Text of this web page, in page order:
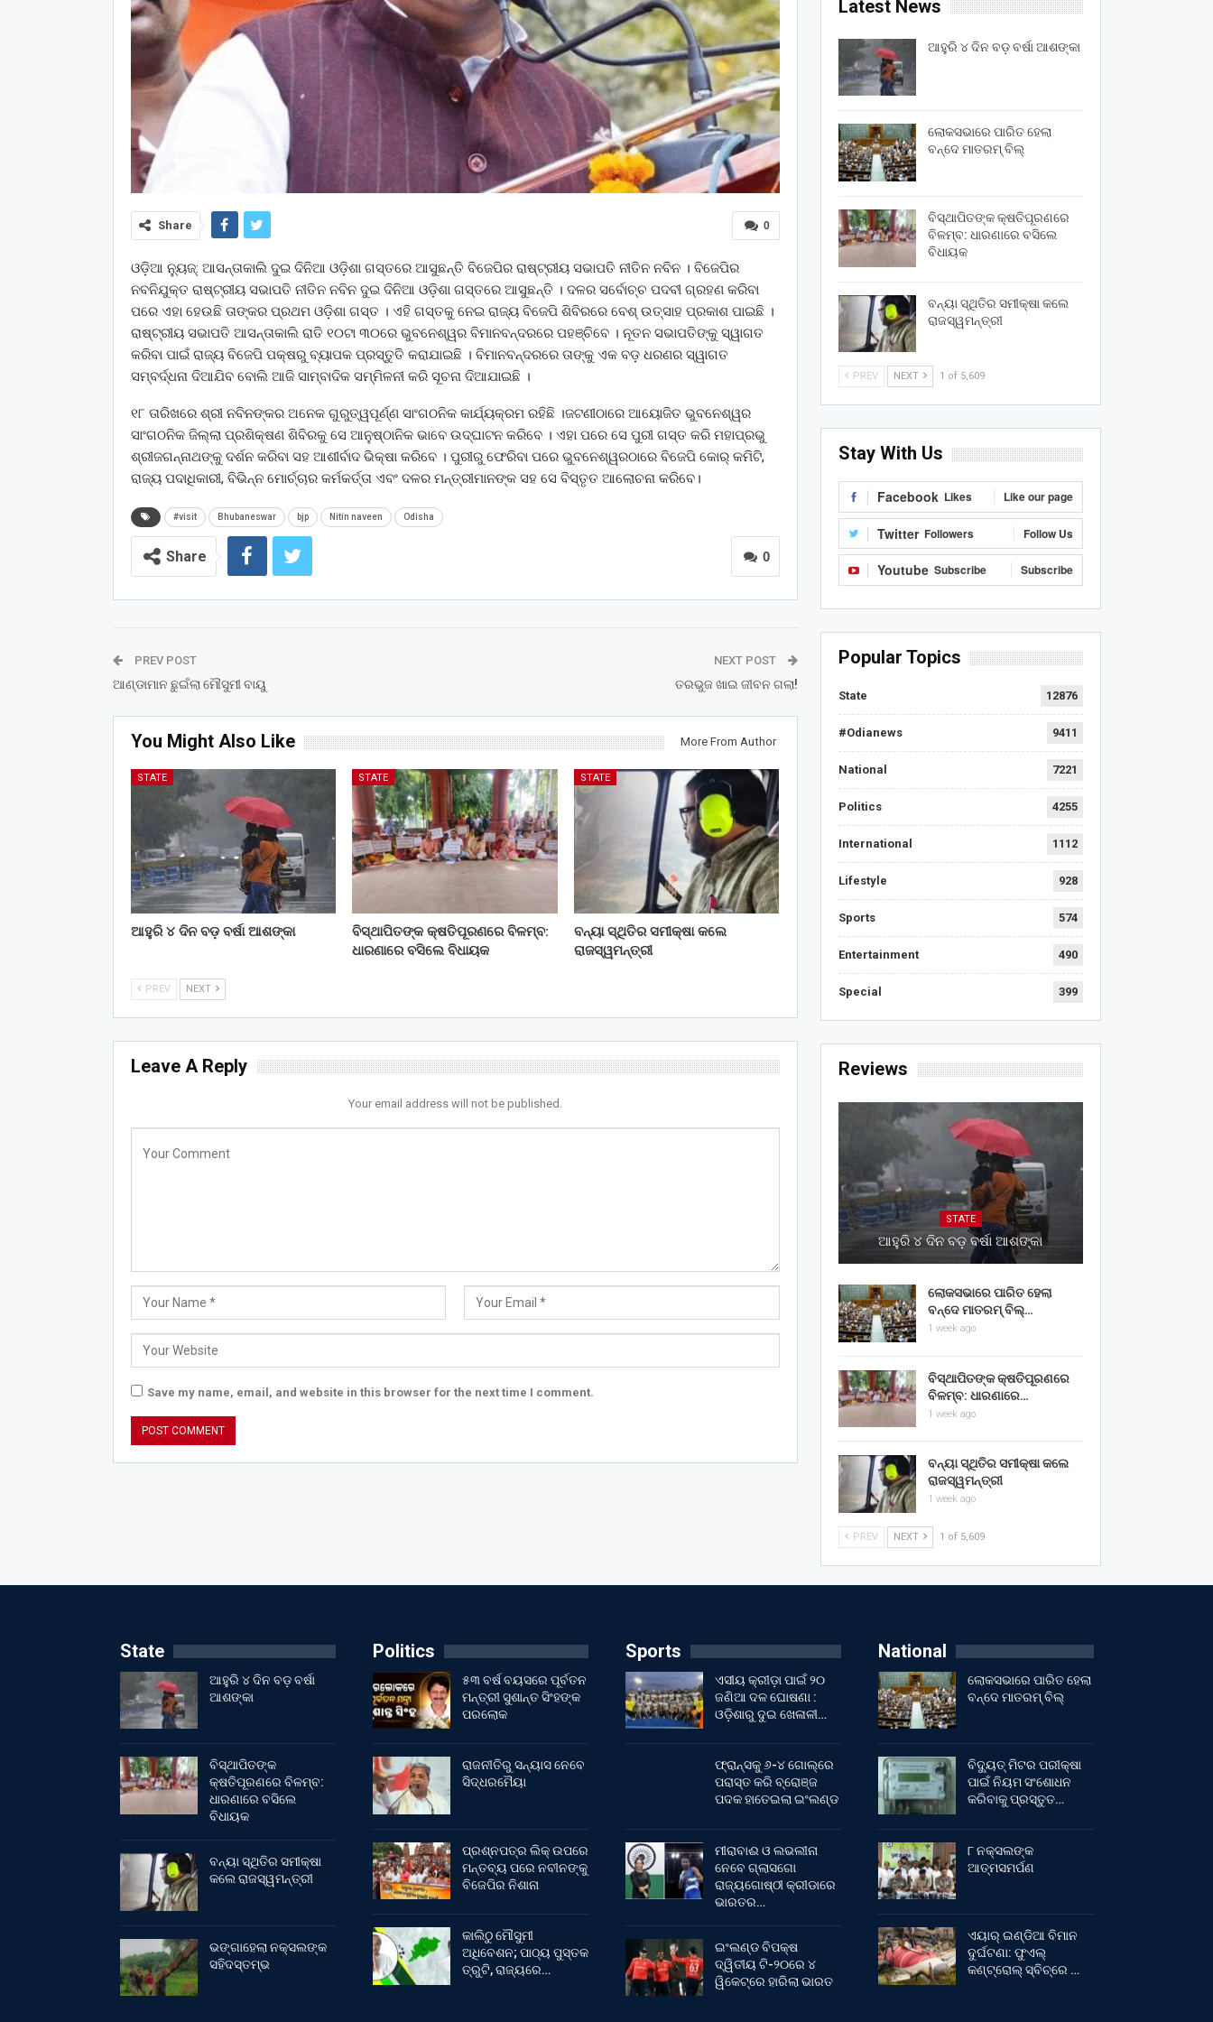
0
Share
ଓଡ଼ିଆ ନ୍ୟୁଜ୍: ଆସନ୍ତାକାଲି ଦୁଇ ଦିନିଆ ଓଡ଼ିଶା ଗସ୍ତରେ ଆସୁଛନ୍ତି ବିଜେପିର ରାଷ୍ଟ୍ରୀୟ ସଭାପତି ନୀତିନ ନବିନ । ବିଜେପିର
ନବନିଯୁକ୍ତ ରାଷ୍ଟ୍ରୀୟ ସଭାପତି ନୀତିନ ନବିନ ଦୁଇ ଦିନିଆ ଓଡ଼ିଶା ଗସ୍ତରେ ଆସୁଛନ୍ତି । ଦଳର ସର୍ବୋଚ୍ଚ ପଦବୀ ଗ୍ରହଣ କରିବା
ପରେ ଏହା ହେଉଛି ତାଙ୍କର ପ୍ରଥମ ଓଡ଼ିଶା ଗସ୍ତ । ଏହି ଗସ୍ତକୁ ନେଇ ରାଜ୍ୟ ବିଜେପି ଶିବିରରେ ବେଶ୍ ଉତ୍ସାହ ପ୍ରକାଶ ପାଇଛି ।
ରାଷ୍ଟ୍ରୀୟ ସଭାପତି ଆସନ୍ତାକାଲି ରାତି ୧୦ଟା ୩୦ରେ ଭୁବନେଶ୍ୱର ବିମାନବନ୍ଦରରେ ପହଞ୍ଚିବେ । ନୂତନ ସଭାପତିଙ୍କୁ ସ୍ୱାଗତ
କରିବା ପାଇଁ ରାଜ୍ୟ ବିଜେପି ପକ୍ଷରୁ ବ୍ୟାପକ ପ୍ରସ୍ତୁତି କରାଯାଇଛି । ବିମାନବନ୍ଦରରେ ତାଙ୍କୁ ଏକ ବଡ଼ ଧରଣର ସ୍ୱାଗତ
ସମ୍ବର୍ଦ୍ଧନା ଦିଆଯିବ ବୋଲି ଆଜି ସାମ୍ବାଦିକ ସମ୍ମିଳନୀ କରି ସୂଚନା ଦିଆଯାଇଛି ।
୧୮ ତାରିଖରେ ଶ୍ରୀ ନବିନଙ୍କର ଅନେକ ଗୁରୁତ୍ୱପୂର୍ଣ୍ଣ ସାଂଗଠନିକ କାର୍ଯ୍ୟକ୍ରମ ରହିଛି ।ଜଟଣୀଠାରେ ଆୟୋଜିତ ଭୁବନେଶ୍ୱର
ସାଂଗଠନିକ ଜିଲ୍ଲା ପ୍ରଶିକ୍ଷଣ ଶିବିରକୁ ସେ ଆନୁଷ୍ଠାନିକ ଭାବେ ଉଦ୍‌ଘାଟନ କରିବେ । ଏହା ପରେ ସେ ପୁରୀ ଗସ୍ତ କରି ମହାପ୍ରଭୁ
ଶ୍ରୀଜଗନ୍ନାଥଙ୍କୁ ଦର୍ଶନ କରିବା ସହ ଆଶୀର୍ବାଦ ଭିକ୍ଷା କରିବେ । ପୁରୀରୁ ଫେରିବା ପରେ ଭୁବନେଶ୍ୱରଠାରେ ବିଜେପି କୋର୍ କମିଟି,
ରାଜ୍ୟ ପଦାଧିକାରୀ, ବିଭିନ୍ନ ମୋର୍ଚ୍ଚାର କର୍ମକର୍ତ୍ତା ଏବଂ ଦଳର ମନ୍ତ୍ରୀମାନଙ୍କ ସହ ସେ ବିସ୍ତୃତ ଆଲୋଚନା କରିବେ।
#visit Bhubaneswar bjp Nitin naveen Odisha
0
Share
PREV POST
ଆଣ୍ଡାମାନ ଛୁଇଁଲା ମୌସୁମୀ ବାୟୁ
NEXT POST
ତରଭୁଜ ଖାଇ ଜୀବନ ଗଲା!
You Might Also Like More From Author
STATE
ଆହୁରି ୪ ଦିନ ବଡ଼ ବର୍ଷା ଆଶଙ୍କା
STATE
ବିସ୍ଥାପିତଙ୍କ କ୍ଷତିପୂରଣରେ ବିଳମ୍ବ:
ଧାରଣାରେ ବସିଲେ ବିଧାୟକ
STATE
ବନ୍ୟା ସ୍ଥିତିର ସମୀକ୍ଷା କଲେ
ରାଜସ୍ୱମନ୍ତ୍ରୀ
PREV NEXT
Leave A Reply
Your email address will not be published.
Save my name, email, and website in this browser for the next time I comment.
Latest News
ଆହୁରି ୪ ଦିନ ବଡ଼ ବର୍ଷା ଆଶଙ୍କା
ଲୋକସଭାରେ ପାରିତ ହେଲା
ବନ୍ଦେ ମାତରମ୍‌ ବିଲ୍‌
ବିସ୍ଥାପିତଙ୍କ କ୍ଷତିପୂରଣରେ
ବିଳମ୍ବ: ଧାରଣାରେ ବସିଲେ
ବିଧାୟକ
ବନ୍ୟା ସ୍ଥିତିର ସମୀକ୍ଷା କଲେ
ରାଜସ୍ୱମନ୍ତ୍ରୀ
PREV NEXT 1 of 5,609
Stay With Us
Facebook Likes Like our page
Twitter Followers Follow Us
Youtube Subscribe Subscribe
Popular Topics
State 12876
#Odianews 9411
National 7221
Politics 4255
International 1112
Lifestyle 928
Sports 574
Entertainment 490
Special 399
Reviews
STATE
ଆହୁରି ୪ ଦିନ ବଡ଼ ବର୍ଷା ଆଶଙ୍କା
ଲୋକସଭାରେ ପାରିତ ହେଲା
ବନ୍ଦେ ମାତରମ୍‌ ବିଲ୍‌…
1 week ago
ବିସ୍ଥାପିତଙ୍କ କ୍ଷତିପୂରଣରେ
ବିଳମ୍ବ: ଧାରଣାରେ…
1 week ago
ବନ୍ୟା ସ୍ଥିତିର ସମୀକ୍ଷା କଲେ
ରାଜସ୍ୱମନ୍ତ୍ରୀ
1 week ago
PREV NEXT 1 of 5,609
State
ଆହୁରି ୪ ଦିନ ବଡ଼ ବର୍ଷା
ଆଶଙ୍କା
ବିସ୍ଥାପିତଙ୍କ
କ୍ଷତିପୂରଣରେ ବିଳମ୍ବ:
ଧାରଣାରେ ବସିଲେ
ବିଧାୟକ
ବନ୍ୟା ସ୍ଥିତିର ସମୀକ୍ଷା
କଲେ ରାଜସ୍ୱମନ୍ତ୍ରୀ
ଭଙ୍ଗାହେଲା ନକ୍ସଲଙ୍କ
ସହିଦସ୍ତମ୍ଭ
Politics
୫୩ ବର୍ଷ ବୟସରେ ପୂର୍ବତନ
ମନ୍ତ୍ରୀ ସୁଶାନ୍ତ ସିଂହଙ୍କ
ପରଲୋକ
ରାଜନୀତିରୁ ସନ୍ୟାସ ନେବେ
ସିଦ୍ଧରମୈୟା
ପ୍ରଶ୍ନପତ୍ର ଲିକ୍ ଉପରେ
ମନ୍ତବ୍ୟ ପରେ ନବୀନଙ୍କୁ
ବିଜେପିର ନିଶାନା
କାଲିଠୁ ମୌସୁମୀ
ଅଧିବେଶନ; ପାଠ୍ୟ ପୁସ୍ତକ
ତ୍ରୁଟି, ରାଜ୍ୟରେ…
Sports
ଏସୀୟ କ୍ରୀଡ଼ା ପାଇଁ ୨୦
ଜଣିଆ ଦଳ ଘୋଷଣା :
ଓଡ଼ିଶାରୁ ଦୁଇ ଖେଳାଳୀ…
ଫ୍ରାନ୍ସକୁ ୬-୪ ଗୋଲ୍‌ରେ
ପରାସ୍ତ କରି ବ୍ରୋଞ୍ଜ
ପଦକ ହାତେଇଲା ଇଂଲଣ୍ଡ
ମୀରାବାଈ ଓ ଲଭଲୀନା
ନେବେ ଗ୍ଲାସଗୋ
ରାଜ୍ୟଗୋଷ୍ଠୀ କ୍ରୀଡାରେ
ଭାରତର…
ଇଂଲଣ୍ଡ ବିପକ୍ଷ
ଦ୍ୱିତୀୟ ଟି-୨୦ରେ ୪
ୱିକେଟ୍‌ରେ ହାରିଲା ଭାରତ
National
ଲୋକସଭାରେ ପାରିତ ହେଲା
ବନ୍ଦେ ମାତରମ୍‌ ବିଲ୍‌
ବିଦ୍ୟୁତ୍ ମିଟର ପରୀକ୍ଷା
ପାଇଁ ନିୟମ ସଂଶୋଧନ
କରିବାକୁ ପ୍ରସ୍ତୁତ…
୮ ନକ୍ସଲଙ୍କ
ଆତ୍ମସମର୍ପଣ
ଏୟାର୍ ଇଣ୍ଡିଆ ବିମାନ
ଦୁର୍ଘଟଣା: ଫୁଏଲ୍‌
କଣ୍ଟ୍ରୋଲ୍‌ ସ୍ବିଚ୍‌ରେ …